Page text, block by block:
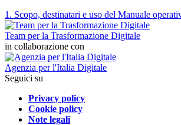
1. Scopo, destinatari e uso del Manuale
Team per la Trasformazione Digitale
in collaborazione con
Agenzia per l'Italia Digitale
Seguici su
Privacy policy
Cookie policy
Note legali